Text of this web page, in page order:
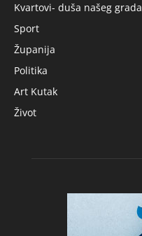
Kvartovi- duša našeg grada
Sport
Županija
Politika
Art Kutak
Život